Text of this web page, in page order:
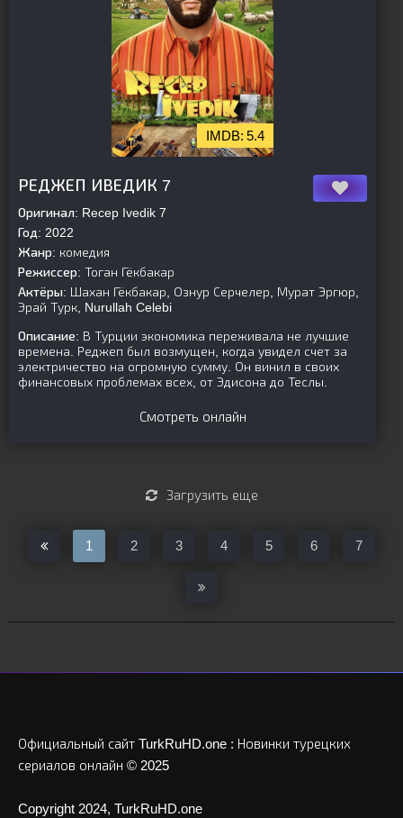
5.4
РЕДЖЕП ИВЕДИК 7
Оригинал: Recep Ivedik 7
Год: 2022
Жанр: комедия
Режиссер: Тоган Гёкбакар
Актёры: Шахан Гёкбакар, Ознур Серчелер, Мурат Эргюр,
Эрай Турк, Nurullah Celebi
Описание: В Турции экономика переживала не лучшие
времена. Реджеп был возмущен, когда увидел счет за
электричество на огромную сумму. Он винил в своих
финансовых проблемах всех, от Эдисона до Теслы.
Смотреть онлайн
Загрузить еще
1 2 3 4 5 6 7
Официальный сайт TurkRuHD.one : Новинки турецких
сериалов онлайн © 2025
Copyright 2024, TurkRuHD.one